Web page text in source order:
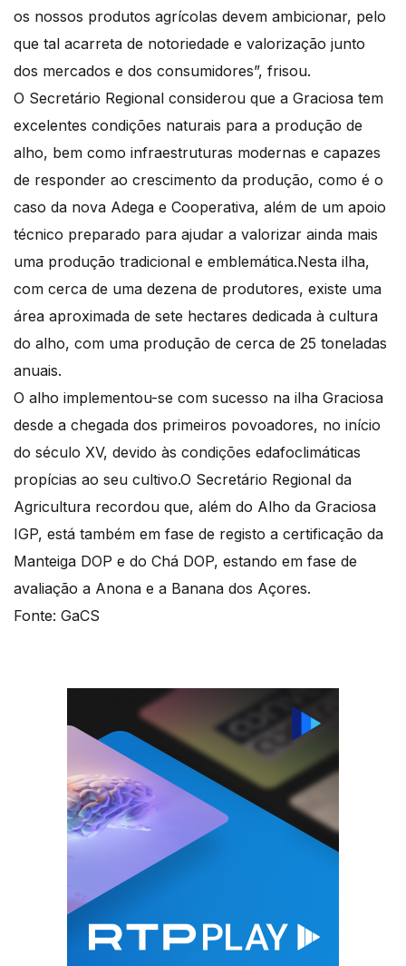
os nossos produtos agrícolas devem ambicionar, pelo
que tal acarreta de notoriedade e valorização junto
dos mercados e dos consumidores”, frisou.
O Secretário Regional considerou que a Graciosa tem
excelentes condições naturais para a produção de
alho, bem como infraestruturas modernas e capazes
de responder ao crescimento da produção, como é o
caso da nova Adega e Cooperativa, além de um apoio
técnico preparado para ajudar a valorizar ainda mais
uma produção tradicional e emblemática.Nesta ilha,
com cerca de uma dezena de produtores, existe uma
área aproximada de sete hectares dedicada à cultura
do alho, com uma produção de cerca de 25 toneladas
anuais.
O alho implementou-se com sucesso na ilha Graciosa
desde a chegada dos primeiros povoadores, no início
do século XV, devido às condições edafoclimáticas
propícias ao seu cultivo.O Secretário Regional da
Agricultura recordou que, além do Alho da Graciosa
IGP, está também em fase de registo a certificação da
Manteiga DOP e do Chá DOP, estando em fase de
avaliação a Anona e a Banana dos Açores.
Fonte: GaCS